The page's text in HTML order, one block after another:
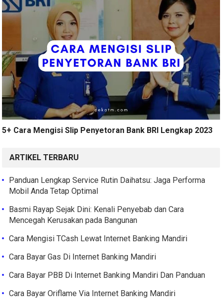
5+ Cara Mengisi Slip Penyetoran Bank BRI Lengkap 2023
ARTIKEL TERBARU
Panduan Lengkap Service Rutin Daihatsu: Jaga Performa
Mobil Anda Tetap Optimal
Basmi Rayap Sejak Dini: Kenali Penyebab dan Cara
Mencegah Kerusakan pada Bangunan
Cara Mengisi TCash Lewat Internet Banking Mandiri
Cara Bayar Gas Di Internet Banking Mandiri
Cara Bayar PBB Di Internet Banking Mandiri Dan Panduan
Cara Bayar Oriflame Via Internet Banking Mandiri